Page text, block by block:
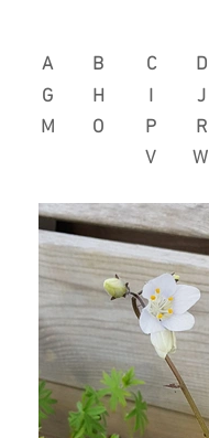
A
G
M
B
H
O
C D
I
J
P
R
V
W